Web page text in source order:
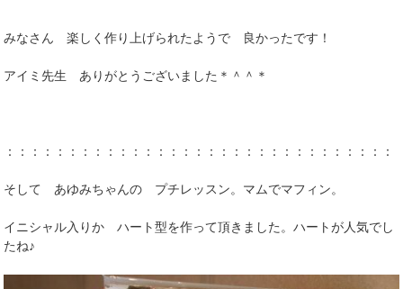
みなさん 楽しく作り上げられたようで 良かったです！
アイミ先生 ありがとうございました＊＾＾＊
：：：：：：：：：：：：：：：：：：：：：：：：：：：：：：：
そして あゆみちゃんの プチレッスン。マムでマフィン。
イニシャル入りか ハート型を作って頂きました。ハートが人気でし
たね♪